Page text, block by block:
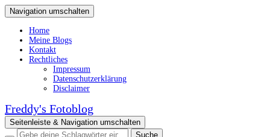
Navigation umschalten
Home
Meine Blogs
Kontakt
Rechtliches
Impressum
Datenschutzerklärung
Disclaimer
Freddy's Fotoblog
Seitenleiste & Navigation umschalten